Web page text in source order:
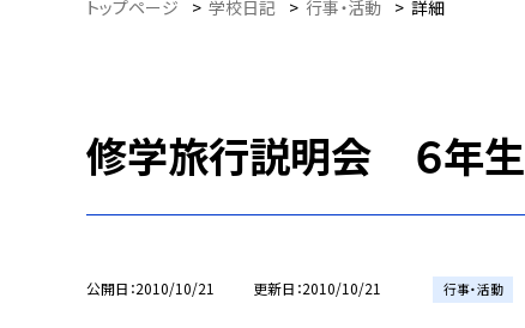
トップページ > 学校日記 > 行事・活動 > 詳細
修学旅行説明会 ６年生
公開日 2010/10/21 更新日 2010/10/21 行事・活動